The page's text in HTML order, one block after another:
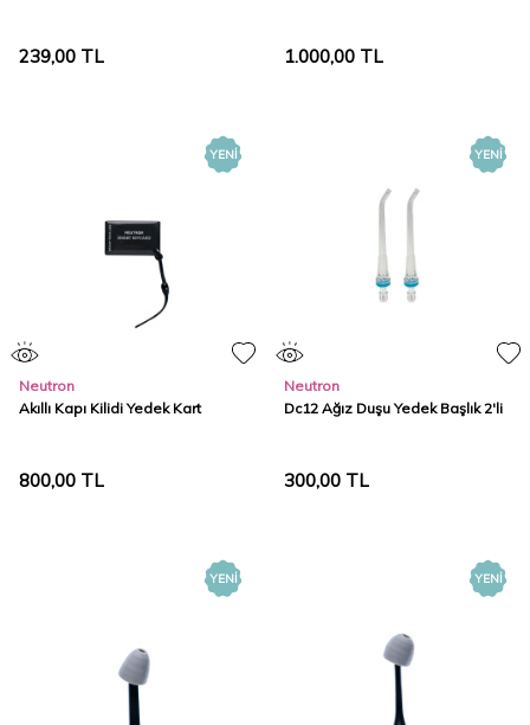
239,00 TL 1.000,00 TL
YENI
Neutron
Akıllı Kapı Kilidi Yedek Kart
800,00 TL
YENI
Neutron
Dc12 Ağız Duşu Yedek Başlık 2'li
300,00 TL
YENI YENI